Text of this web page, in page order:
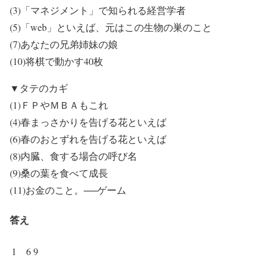
(3)「マネジメント」で知られる経営学者
(5)「web」といえば、元はこの生物の巣のこと
(7)あなたの兄弟姉妹の娘
(10)将棋で動かす40枚
▼タテのカギ
(1)ＦＰやＭＢＡもこれ
(4)春まっさかりを告げる花といえば
(6)春のおとずれを告げる花といえば
(8)内臓、食する場合の呼び名
(9)桑の葉を食べて成長
(11)お金のこと。──ゲーム
答え
1 69